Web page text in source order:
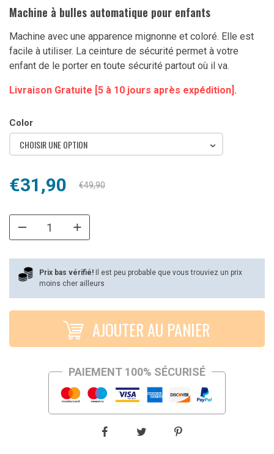
Machine à bulles automatique pour enfants
Machine avec une apparence mignonne et coloré. Elle est
facile à utiliser. La ceinture de sécurité permet à votre
enfant de le porter en toute sécurité partout où il va.
Livraison Gratuite [5 à 10 jours après expédition].
Color
CHOISIR UNE OPTION
€49,90
Le
initial
€49,90.
€31,90
Le
actuel
€31,90.
Prix bas vérifié!
Il est peu probable que vous trouviez un prix
moins cher ailleurs
AJOUTER AU PANIER
PAIEMENT 100% SÉCURISÉ